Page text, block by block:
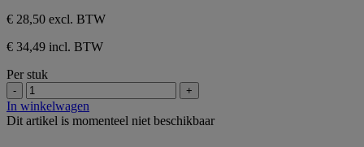
€ 28,50 excl. BTW
€ 34,49 incl. BTW
Per stuk
- +
In winkelwagen
Dit artikel is momenteel niet beschikbaar